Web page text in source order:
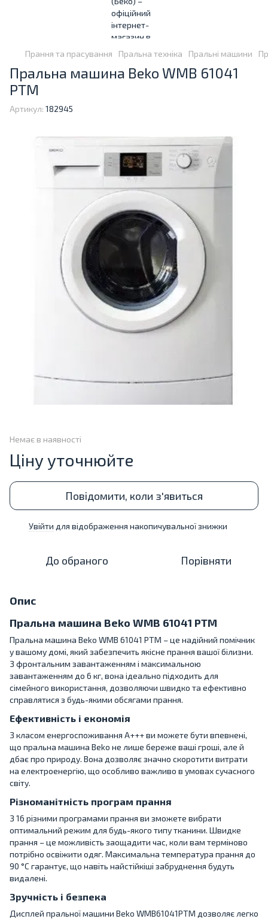
Прання та прасування Пральна техніка Пральні машини
Пральна машина Beko WMB 61041
PTM
Артикул: 182945
Немає в наявності
Ціну уточнюйте
Повідомити, коли з'явиться
Увійти для відображення накопичувальної знижки
До обраного Порівняти
Опис
Пральна машина Beko WMB 61041 PTM
Пральна машина Beko WMB 61041 PTM – це надійний помічник
у вашому домі, який забезпечить якісне прання вашої білизни.
З фронтальним завантаженням і максимальною
завантаженням до 6 кг, вона ідеально підходить для
сімейного використання, дозволяючи швидко та ефективно
справлятися з будь-якими обсягами прання.
Ефективність і економія
З класом енергоспоживання A+++ ви можете бути впевнені,
що пральна машина Beko не лише береже ваші гроші, але й
дбає про природу. Вона дозволяє значно скоротити витрати
на електроенергію, що особливо важливо в умовах сучасного
світу.
Різноманітність програм прання
З 16 різними програмами прання ви зможете вибрати
оптимальний режим для будь-якого типу тканини. Швидке
прання – це можливість заощадити час, коли вам терміново
потрібно освіжити одяг. Максимальна температура прання до
90 °C гарантує, що навіть найстійкіші забруднення будуть
видалені.
Зручність і безпека
Дисплей пральної машини Beko WMB61041PTM дозволяє легко